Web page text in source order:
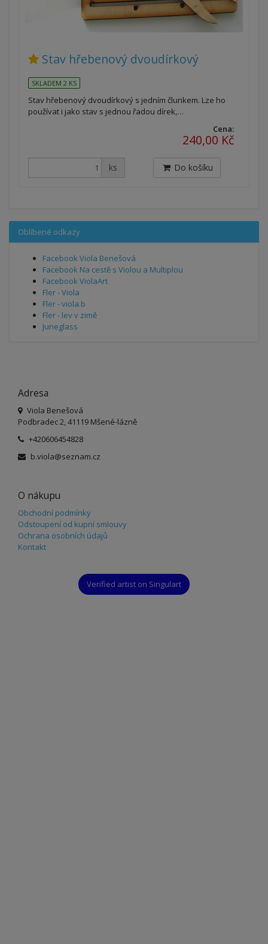
Stav hřebenový dvoudírkový
SKLADEM 2 KS
Stav hřebenový dvoudírkový s jedním člunkem. Lze ho
používat i jako stav s jednou řadou dírek,…
Cena:
240,00 Kč
ks Do košíku
Oblíbené odkazy
Facebook Viola Benešová
Facebook Na cestě s Violou a Multiplou
Facebook ViolaArt
Fler - Viola
Fler - viola.b
Fler - lev v zimě
Juneglass
Adresa
Viola Benešová
Podbradec 2, 41119 Mšené-lázně
+420606454828
b.viola@seznam.cz
O nákupu
Obchodní podmínky
Odstoupení od kupní smlouvy
Ochrana osobních údajů
Kontakt
Verified artist on Singulart